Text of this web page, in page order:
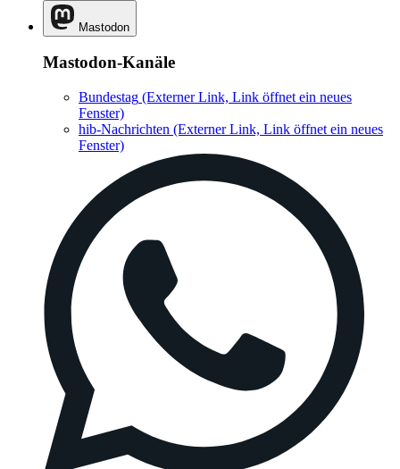
Mastodon
Mastodon-Kanäle
Bundestag (Externer Link, Link öffnet ein neues
Fenster)
hib-Nachrichten (Externer Link, Link öffnet ein neues
Fenster)